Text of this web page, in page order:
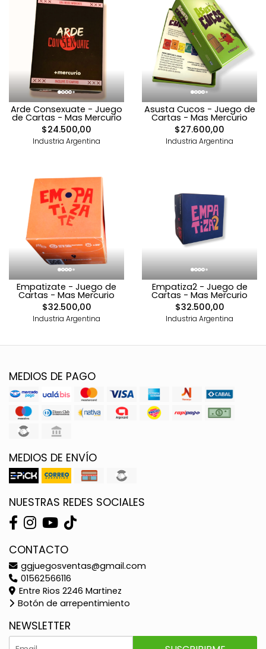
Arde Consexuate - Juego
de Cartas - Mas Mercurio
$24.500,00
Industria Argentina
Asusta Cucos - Juego de
Cartas - Mas Mercurio
$27.600,00
Industria Argentina
Empatizate - Juego de
Cartas - Mas Mercurio
$32.500,00
Industria Argentina
Empatiza2 - Juego de
Cartas - Mas Mercurio
$32.500,00
Industria Argentina
MEDIOS DE PAGO
MEDIOS DE ENVÍO
NUESTRAS REDES SOCIALES
CONTACTO
ggjuegosventas@gmail.com
01562566116
Entre Rios 2246 Martinez
Botón de arrepentimiento
NEWSLETTER